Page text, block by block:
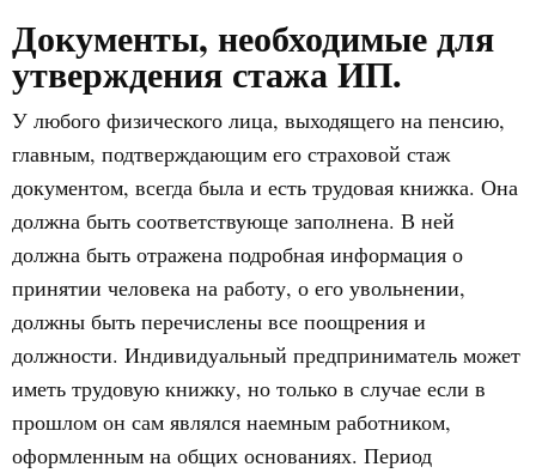
Документы, необходимые для
утверждения стажа ИП.
У любого физического лица, выходящего на пенсию,
главным, подтверждающим его страховой стаж
документом, всегда была и есть трудовая книжка. Она
должна быть соответствующе заполнена. В ней
должна быть отражена подробная информация о
принятии человека на работу, о его увольнении,
должны быть перечислены все поощрения и
должности. Индивидуальный предприниматель может
иметь трудовую книжку, но только в случае если в
прошлом он сам являлся наемным работником,
оформленным на общих основаниях. Период